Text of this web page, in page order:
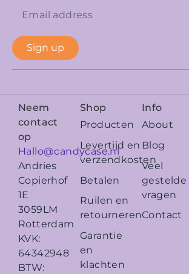
Sign up
Neem
contact
op
Hallo@candycase.nl
Andries
Copierhof
1E
3059LM
Rotterdam
KVK:
64342948
BTW:
Shop
Producten
Levertijd en
verzendkosten
Betalen
Ruilen en
retourneren
Garantie
en
klachten
Info
About
Blog
Veel
gestelde
vragen
Contact